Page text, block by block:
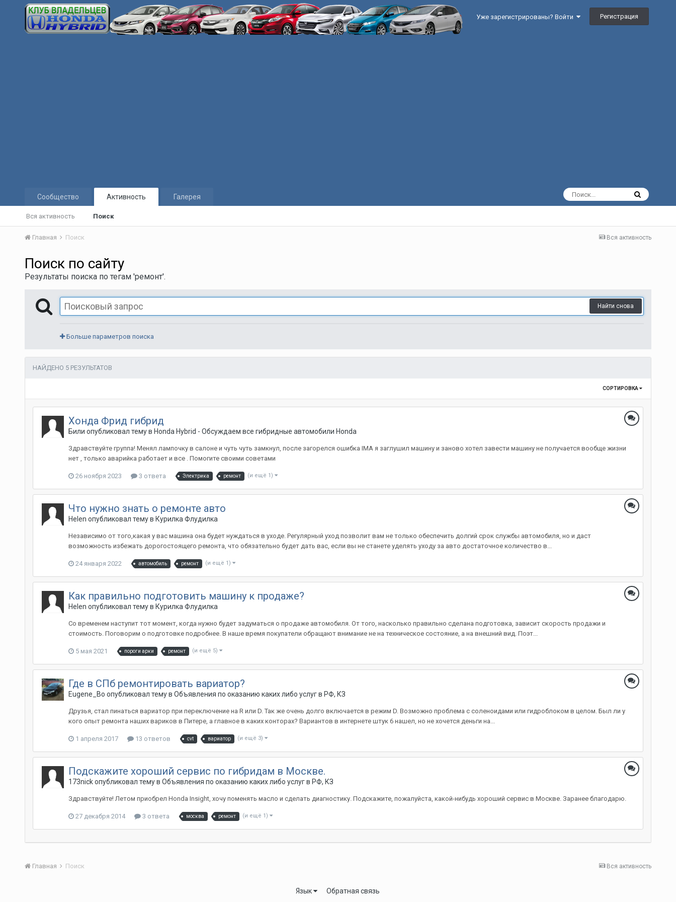
Уже зарегистрированы? Войти Регистрация
Сообщество Активность
Вся активность Поиск
Галерея
Вся активность
Главная Поиск
Поиск по сайту
Результаты поиска по тегам 'ремонт'.
Найти снова
Больше параметров поиска
НАЙДЕНО 5 РЕЗУЛЬТАТОВ
СОРТИРОВКА
Хонда Фрид гибрид
Били опубликовал тему в Honda Hybrid - Обсуждаем все гибридные автомобили Honda
Здравствуйте группа! Менял лампочку в салоне и чуть чуть замкнул, после загорелся ошибка IMA я заглушил машину и заново хотел завести машину не получается вообще жизни
нет , только аварийка работает и все . Помогите своими советами
26 ноября 2023 3 ответа Электрика ремонт (и ещё 1)
Что нужно знать о ремонте авто
Helen опубликовал тему в Курилка Флудилка
Независимо от того,какая у вас машина она будет нуждаться в уходе. Регулярный уход позволит вам не только обеспечить долгий срок службы автомобиля, но и даст
возможность избежать дорогостоящего ремонта, что обязательно будет дать вас, если вы не станете уделять уходу за авто достаточное количество в...
24 января 2022 автомобиль ремонт (и ещё 1)
Как правильно подготовить машину к продаже?
Helen опубликовал тему в Курилка Флудилка
Со временем наступит тот момент, когда нужно будет задуматься о продаже автомобиля. От того, насколько правильно сделана подготовка, зависит скорость продажи и
стоимость. Поговорим о подготовке подробнее. В наше время покупатели обращают внимание не на техническое состояние, а на внешний вид. Поэт...
5 мая 2021 пороги арки ремонт (и ещё 5)
Где в СПб ремонтировать вариатор?
Eugene_Bo опубликовал тему в Объявления по оказанию каких либо услуг в РФ, КЗ
Друзья, стал пинаться вариатор при переключение на R или D. Так же очень долго включается в режим D. Возможно проблема с соленоидами или гидроблоком в целом. Был ли у
кого опыт ремонта наших вариков в Питере, а главное в каких конторах? Вариантов в интернете штук 6 нашел, но не хочется деньги на...
1 апреля 2017 13 ответов cvt вариатор (и ещё 3)
Подскажите хороший сервис по гибридам в Москве.
173nickопубликовал тему в Объявления по оказанию каких либо услуг в РФ, КЗ
Здравствуйте! Летом приобрел Honda Insight, хочу поменять масло и сделать диагностику. Подскажите, пожалуйста, какой-нибудь хороший сервис в Москве. Заранее благодарю.
27 декабря 2014 3 ответа москва ремонт (и ещё 1)
Вся активность
Главная Поиск
Язык Обратная связь